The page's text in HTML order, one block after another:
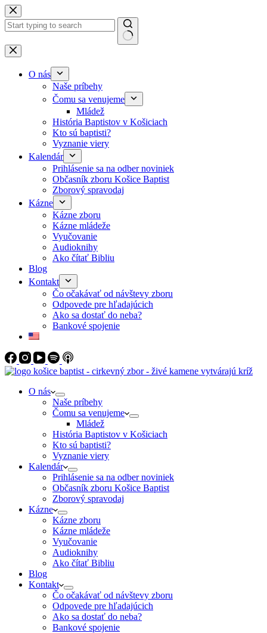
Skip to content
No results
O nás
Naše príbehy
Čomu sa venujeme
Mládež
História Baptistov v Košiciach
Kto sú baptisti?
Vyznanie viery
Kalendár
Prihlásenie sa na odber noviniek
Občasník zboru Košice Baptist
Zborový spravodaj
Kázne
Kázne zboru
Kázne mládeže
Vyučovanie
Audioknihy
Ako čítať Bibliu
Blog
Kontakt
Čo očakávať od návštevy zboru
Odpovede pre hľadajúcich
Ako sa dostať do neba?
Bankové spojenie
O nás
Naše príbehy
Čomu sa venujeme
Mládež
História Baptistov v Košiciach
Kto sú baptisti?
Vyznanie viery
Kalendár
Prihlásenie sa na odber noviniek
Občasník zboru Košice Baptist
Zborový spravodaj
Kázne
Kázne zboru
Kázne mládeže
Vyučovanie
Audioknihy
Ako čítať Bibliu
Blog
Kontakt
Čo očakávať od návštevy zboru
Odpovede pre hľadajúcich
Ako sa dostať do neba?
Bankové spojenie